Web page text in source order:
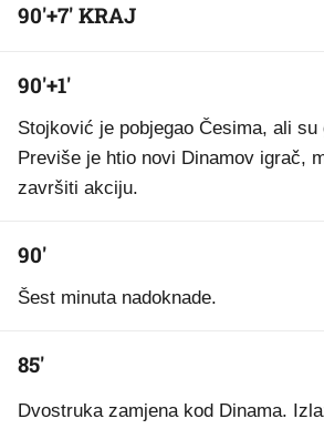
90'+7' KRAJ
90'+1'
Stojković je pobjegao Česima, ali su
Previše je htio novi Dinamov igrač,
završiti akciju.
90'
Šest minuta nadoknade.
85'
Dvostruka zamjena kod Dinama.